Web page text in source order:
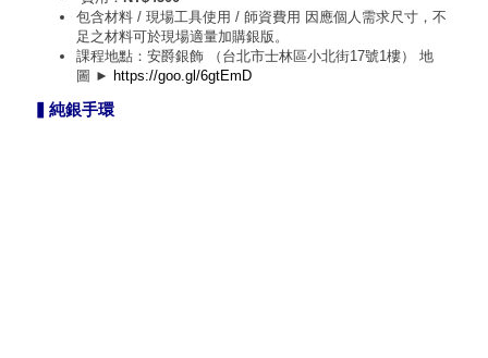
包含材料 / 現場工具使用 / 師資費用 因應個人需求尺寸，不
足之材料可於現場適量加購銀版。
課程地點：安爵銀飾 （台北市士林區小北街17號1樓） 地
圖 ► https://goo.gl/6gtEmD
▍純銀手環